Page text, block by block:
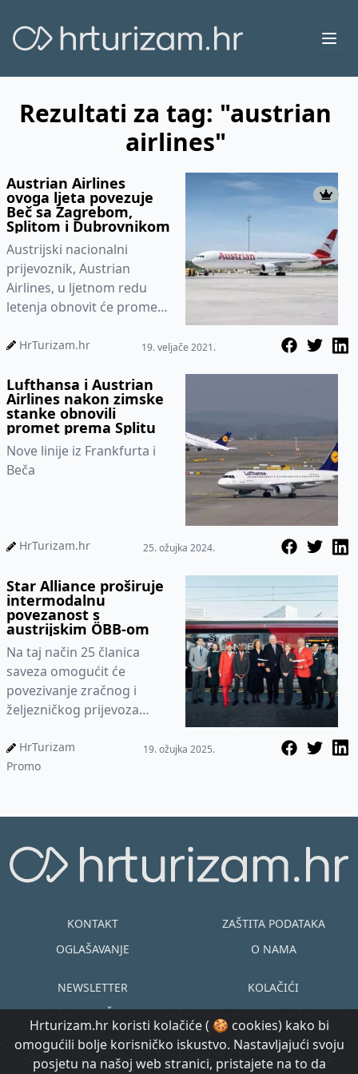
Rezultati za tag: "austrian
airlines"
Austrian Airlines
ovoga ljeta povezuje
Beč sa Zagrebom,
Splitom i Dubrovnikom
Austrijski nacionalni
prijevoznik, Austrian
Airlines, u ljetnom redu
letenja obnovit će promet
odredišta, piše Croatian
HrTurizam.hr 19. veljače 2021.
Lufthansa i Austrian
Airlines nakon zimske
stanke obnovili
promet prema Splitu
Nove linije iz Frankfurta i
Beča
HrTurizam.hr 25. ožujka 2024.
Star Alliance proširuje
intermodalnu
povezanost s
austrijskim ÖBB-om
Na taj način 25 članica
saveza omogućit će
povezivanje zračnog i
željezničkog prijevoza
mreži ÖBB-a
HrTurizam
Promo
19. ožujka 2025.
Hrturizam.hr koristi kolačiće ( 🍪 cookies) kako bi
omogućili bolje korisničko iskustvo. Nastavljajući svoju
posjetu na našoj web stranici, pristajete na to da
KONTAKT
OGLAŠAVANJE
ZAŠTITA PODATAKA
O NAMA
NEWSLETTER
UVJETI KORIŠTENJA
KOLAČIĆI
EN HR
© Copyright
@ Created by Prijavi se